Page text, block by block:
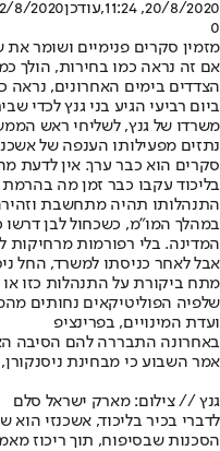
20/8/2020, 11:24
,עודכן8/2020, 12:46
0
מזמין סקרים פנימיים ושומר
אם זה נראה כמו בחירות, הולך
הצדדים בימים האחרונים, נראה
ביום רביעי הגיע בני גנץ
משרדו של גנץ, לשליחי ראש
נתזים מפעילותו הענפה של
סקרים הוא כבר ערך. אין לדעת
בליכוד עקבו כבר זמן מה
התנהלותו תהיה מתחשבת
במהלך המו"מ, כשכחול לבן דרשו
המדינה. בלי רפורמות מרחיקות
אבל לאחר כניסתו למשרד, החל
מתח ביקורת על התנהלות כזו
שלפיה הפוליטיקאים נחותים
ועדת המינויים, בפרינציפ
באחרונה התבררה להם הסיבה
אמר השבוע כי מבחינת
גנץ // צילום: מארק ישראל סלם
לדברי בכיר בליכוד, אשכנזי
הסכנות שבסיפוח, תוך ריכוז